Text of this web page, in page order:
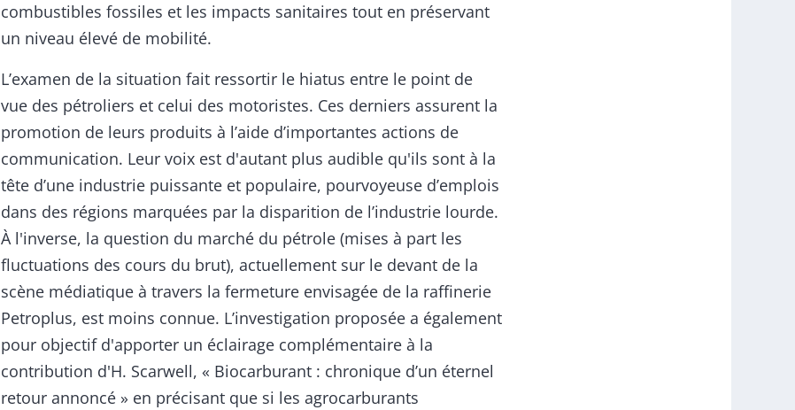
combustibles fossiles et les impacts sanitaires tout en préservant
un niveau élevé de mobilité.
L’examen de la situation fait ressortir le hiatus entre le point de
vue des pétroliers et celui des motoristes. Ces derniers assurent la
promotion de leurs produits à l’aide d’importantes actions de
communication. Leur voix est d'autant plus audible qu'ils sont à la
tête d’une industrie puissante et populaire, pourvoyeuse d’emplois
dans des régions marquées par la disparition de l’industrie lourde.
À l'inverse, la question du marché du pétrole (mises à part les
fluctuations des cours du brut), actuellement sur le devant de la
scène médiatique à travers la fermeture envisagée de la raffinerie
Petroplus, est moins connue. L’investigation proposée a également
pour objectif d'apporter un éclairage complémentaire à la
contribution d'H. Scarwell, « Biocarburant : chronique d’un éternel
retour annoncé » en précisant que si les agrocarburants